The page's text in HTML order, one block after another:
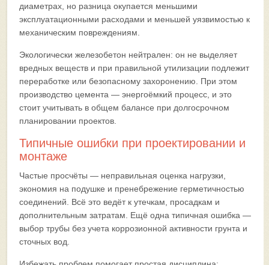
диаметрах, но разница окупается меньшими
эксплуатационными расходами и меньшей уязвимостью к
механическим повреждениям.
Экологически железобетон нейтрален: он не выделяет
вредных веществ и при правильной утилизации подлежит
переработке или безопасному захоронению. При этом
производство цемента — энергоёмкий процесс, и это
стоит учитывать в общем балансе при долгосрочном
планировании проектов.
Типичные ошибки при проектировании и
монтаже
Частые просчёты — неправильная оценка нагрузки,
экономия на подушке и пренебрежение герметичностью
соединений. Всё это ведёт к утечкам, просадкам и
дополнительным затратам. Ещё одна типичная ошибка —
выбор трубы без учета коррозионной активности грунта и
сточных вод.